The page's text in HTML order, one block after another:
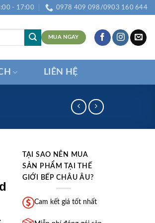
- 17:00 0978 409 098/0903 160 644
MUA NGAY
LIÊN HỆ
TẠI SAO NÊN MUA
SẢN PHẨM TẠI THẾ
GIỚI BẾP CHÂU ÂU?
Cam kết giá tốt nhất